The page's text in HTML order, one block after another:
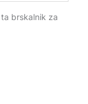
brskalnik za